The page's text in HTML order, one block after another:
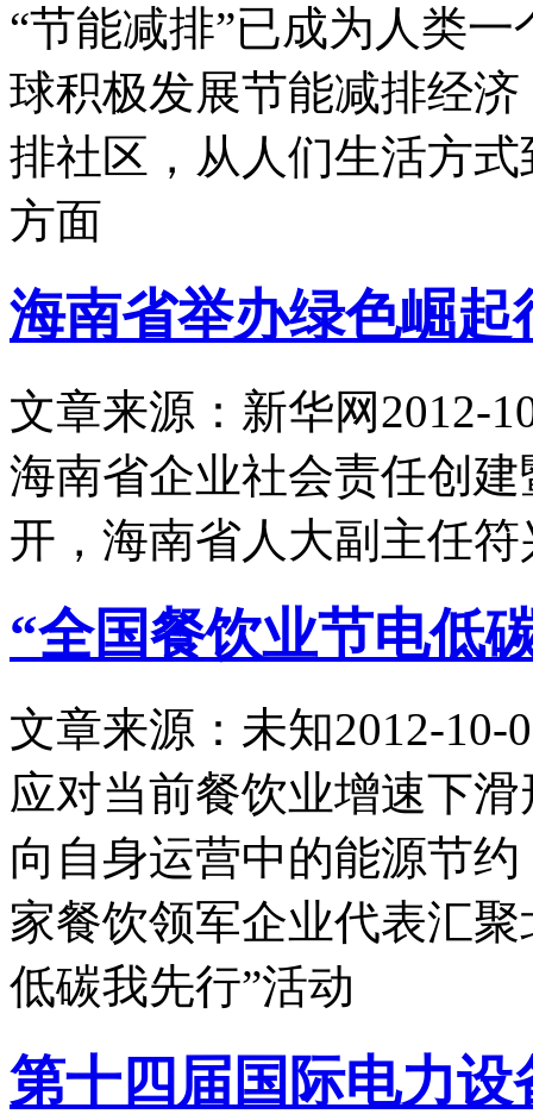
“节能减排”已成为人类
球积极发展节能减排经
排社区，从人们生活方
方面
海南省举办绿色崛起
文章来源：新华网2012-
海南省企业社会责任创
开，海南省人大副主任
“全国餐饮业节电低
文章来源：未知2012-10-
应对当前餐饮业增速下
向自身运营中的能源节
家餐饮领军企业代表汇
低碳我先行”活动
第十四届国际电力